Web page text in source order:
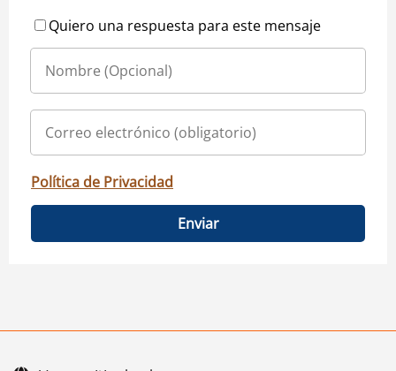
Quiero una respuesta para este mensaje
Política de Privacidad
Enviar